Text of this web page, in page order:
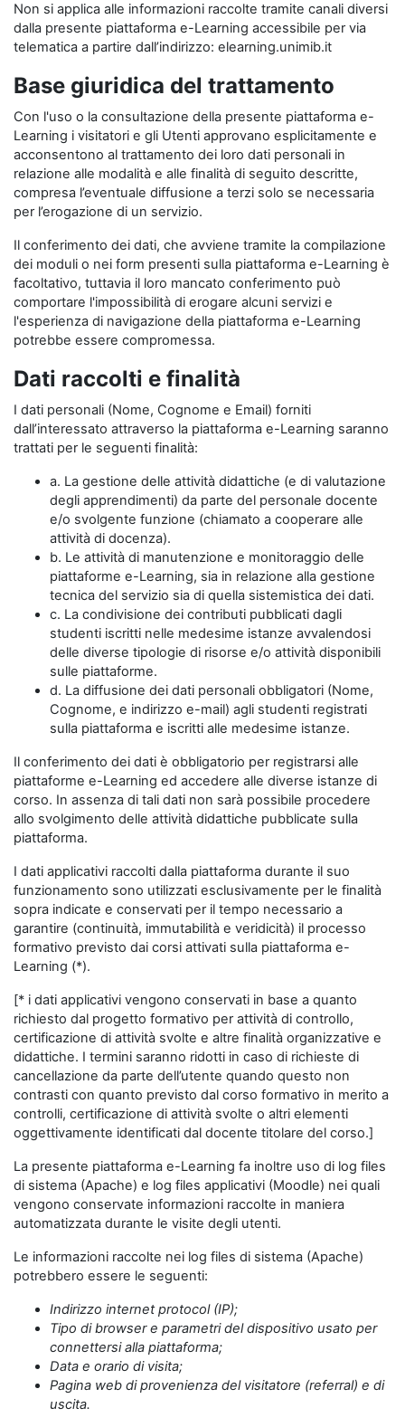
Non si applica alle informazioni raccolte tramite canali diversi
dalla presente piattaforma e-Learning accessibile per via
telematica a partire dall’indirizzo: elearning.unimib.it
Base giuridica del trattamento
Con l'uso o la consultazione della presente piattaforma e-
Learning i visitatori e gli Utenti approvano esplicitamente e
acconsentono al trattamento dei loro dati personali in
relazione alle modalità e alle finalità di seguito descritte,
compresa l’eventuale diffusione a terzi solo se necessaria
per l’erogazione di un servizio.
Il conferimento dei dati, che avviene tramite la compilazione
dei moduli o nei form presenti sulla piattaforma e-Learning è
facoltativo, tuttavia il loro mancato conferimento può
comportare l'impossibilità di erogare alcuni servizi e
l'esperienza di navigazione della piattaforma e-Learning
potrebbe essere compromessa.
Dati raccolti e finalità
I dati personali (Nome, Cognome e Email) forniti
dall’interessato attraverso la piattaforma e-Learning saranno
trattati per le seguenti finalità:
a. La gestione delle attività didattiche (e di valutazione
degli apprendimenti) da parte del personale docente
e/o svolgente funzione (chiamato a cooperare alle
attività di docenza).
b. Le attività di manutenzione e monitoraggio delle
piattaforme e-Learning, sia in relazione alla gestione
tecnica del servizio sia di quella sistemistica dei dati.
c. La condivisione dei contributi pubblicati dagli
studenti iscritti nelle medesime istanze avvalendosi
delle diverse tipologie di risorse e/o attività disponibili
sulle piattaforme.
d. La diffusione dei dati personali obbligatori (Nome,
Cognome, e indirizzo e-mail) agli studenti registrati
sulla piattaforma e iscritti alle medesime istanze.
Il conferimento dei dati è obbligatorio per registrarsi alle
piattaforme e-Learning ed accedere alle diverse istanze di
corso. In assenza di tali dati non sarà possibile procedere
allo svolgimento delle attività didattiche pubblicate sulla
piattaforma.
I dati applicativi raccolti dalla piattaforma durante il suo
funzionamento sono utilizzati esclusivamente per le finalità
sopra indicate e conservati per il tempo necessario a
garantire (continuità, immutabilità e veridicità) il processo
formativo previsto dai corsi attivati sulla piattaforma e-
Learning (*).
[* i dati applicativi vengono conservati in base a quanto
richiesto dal progetto formativo per attività di controllo,
certificazione di attività svolte e altre finalità organizzative e
didattiche. I termini saranno ridotti in caso di richieste di
cancellazione da parte dell’utente quando questo non
contrasti con quanto previsto dal corso formativo in merito a
controlli, certificazione di attività svolte o altri elementi
oggettivamente identificati dal docente titolare del corso.]
La presente piattaforma e-Learning fa inoltre uso di log files
di sistema (Apache) e log files applicativi (Moodle) nei quali
vengono conservate informazioni raccolte in maniera
automatizzata durante le visite degli utenti.
Le informazioni raccolte nei log files di sistema (Apache)
potrebbero essere le seguenti:
Indirizzo internet protocol (IP);
Tipo di browser e parametri del dispositivo usato per
connettersi alla piattaforma;
Data e orario di visita;
Pagina web di provenienza del visitatore (referral) e di
uscita.